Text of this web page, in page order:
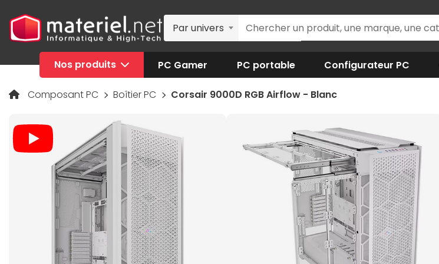
Par univers
Nos produits PC Gamer PC portable Configurateur PC
Composant PC Boîtier PC Corsair 9000D RGB Airflow - Blanc